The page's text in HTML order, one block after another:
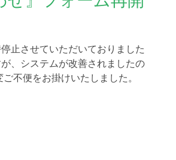
止させていただいておりました
、システムが改善されましたの
不便をお掛けいたしました。